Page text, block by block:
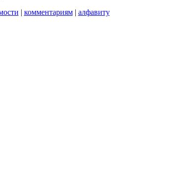
| комментариям| алфавиту